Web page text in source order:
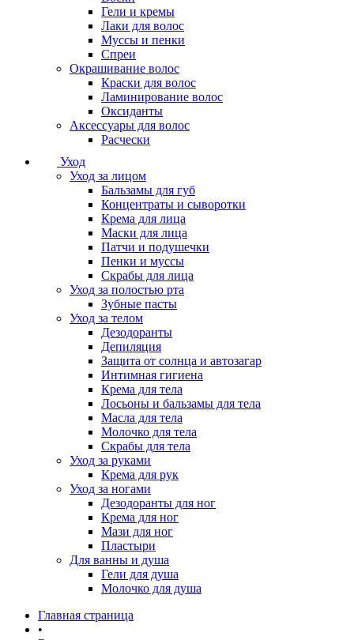
Гели и кремы
Лаки для волос
Муссы и пенки
Спреи
Окрашивание волос
Краски для волос
Ламинирование волос
Оксиданты
Аксессуары для волос
Расчески
Уход
Уход за лицом
Бальзамы для губ
Концентраты и сыворотки
Крема для лица
Маски для лица
Патчи и подушечки
Пенки и муссы
Скрабы для лица
Уход за полостью рта
Зубные пасты
Уход за телом
Дезодоранты
Депиляция
Защита от солнца и автозагар
Интимная гигиена
Крема для тела
Лосьоны и бальзамы для тела
Масла для тела
Молочко для тела
Скрабы для тела
Уход за руками
Крема для рук
Уход за ногами
Дезодоранты для ног
Крема для ног
Мази для ног
Пластыри
Для ванны и душа
Гели для душа
Молочко для душа
Главная страница
•